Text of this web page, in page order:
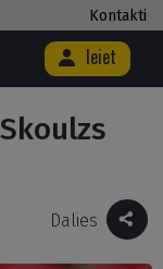
Kontakti
Ieiet
Skoulzs dara, ir
Dalies